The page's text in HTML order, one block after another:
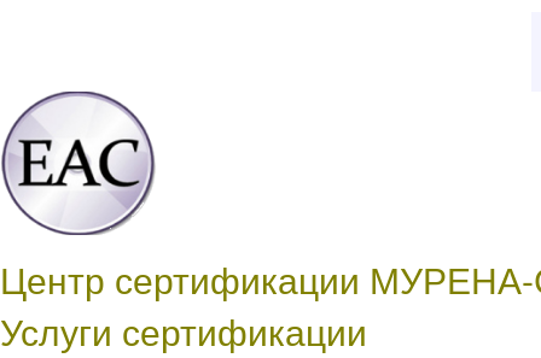
Центр сертификации
Услуги сертификации